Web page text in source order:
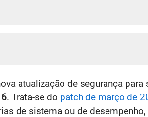
atualização de segurança para
. Trata-se do patch de março de
de sistema ou de